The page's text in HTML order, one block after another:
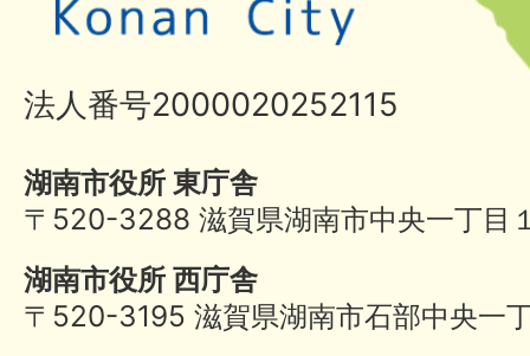
法人番号2000020252115
湖南市役所 東庁舎
〒520-3288 滋賀県湖南市中央一丁目
湖南市役所 西庁舎
〒520-3195 滋賀県湖南市石部中央一